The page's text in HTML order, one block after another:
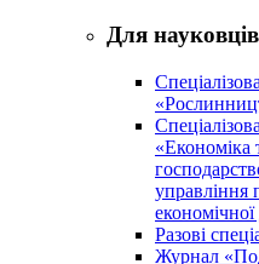
Для науковців
«Економіка
управління
економічної
Разові
Журнал